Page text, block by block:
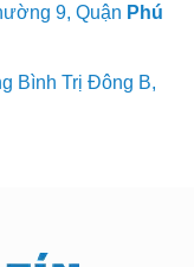
9, Quận Phú
Bình Trị Đông B,